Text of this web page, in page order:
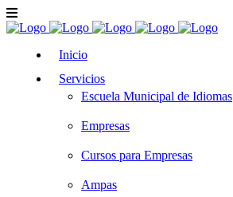
Inicio
Servicios
Escuela Municipal de Idiomas
Empresas
Cursos para Empresas
Ampas